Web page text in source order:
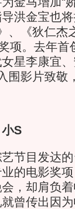
洪金宝也
、《狄仁杰
项。去年
星李康宜
围影片致敬
S
目发达的
的电影奖
，却肩负
曾传出因